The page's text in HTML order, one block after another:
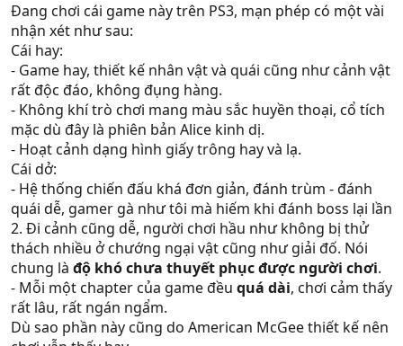
Đang chơi cái game này trên PS3, mạn phép có một vài
nhận xét như sau:
Cái hay:
- Game hay, thiết kế nhân vật và quái cũng như cảnh vật
rất độc đáo, không đụng hàng.
- Không khí trò chơi mang màu sắc huyền thoại, cổ tích
mặc dù đây là phiên bản Alice kinh dị.
- Hoạt cảnh dạng hình giấy trông hay và lạ.
Cái dở:
- Hệ thống chiến đấu khá đơn giản, đánh trùm - đánh
quái dễ, gamer gà như tôi mà hiếm khi đánh boss lại lần
2. Đi cảnh cũng dễ, người chơi hầu như không bị thử
thách nhiều ở chướng ngại vật cũng như giải đố. Nói
chung là độ khó chưa thuyết phục được người chơi.
- Mỗi một chapter của game đều quá dài, chơi cảm thấy
rất lâu, rất ngán ngẩm.
Dù sao phần này cũng do American McGee thiết kế nên